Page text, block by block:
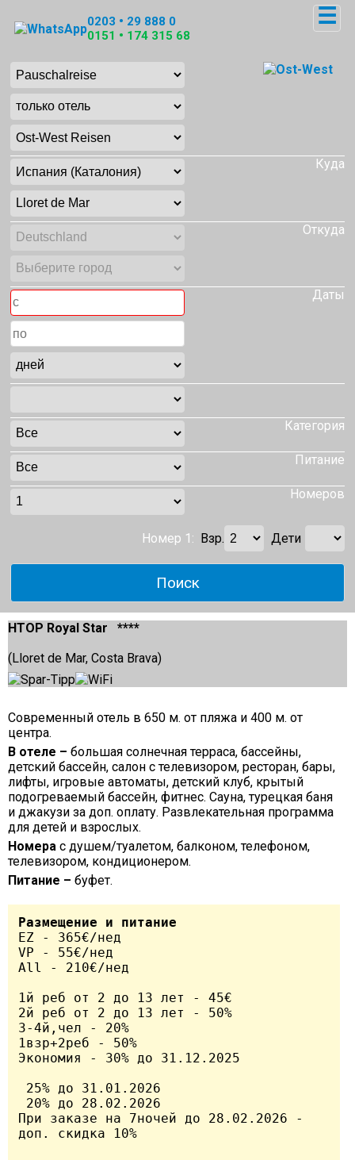
0203 • 29 888 0
0151 • 174 315 68
☰
Куда
Откуда
Даты
Категория
Питание
Номеров
Номер 1: Взр. Дети
HTOP Royal Star ****
(Lloret de Mar, Costa Brava)
Современный отель в 650 м. от пляжа и 400 м. от
центра.
В отеле – большая солнечная терраса, бассейны,
детский бассейн, салон с телевизором, ресторан, бары,
лифты, игровые автоматы, детский клуб, крытый
подогреваемый бассейн, фитнес. Cауна, турецкая баня
и джакузи за доп. оплату. Развлекательная программа
для детей и взрослых.
Номера с душем/туалетом, балконом, телефоном,
телевизором, кондиционером.
Питание – буфет.
Размещение и питание
EZ - 365€/нед
VP - 55€/нед
All - 210€/нед
1й реб от 2 до 13 лет - 45€
2й реб от 2 до 13 лет - 50%
3-4й,чел - 20%
1взр+2реб - 50%
Экономия - 30% до 31.12.2025
При заказе на 7ночей до 28.02.2026 -
доп. скидка 10%